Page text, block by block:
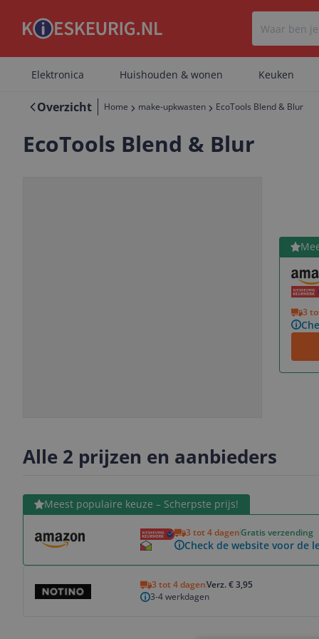
Elektronica Huishouden & wonen Keuken
Overzicht Home make-upkwasten EcoTools Blend & Blur
EcoTools Blend & Blur
3
Bekijk
Alle 2 prijzen en aanbieders
Meest populaire keuze – Scherpste prijs!
3 tot 4 dagenGratis verzending
Check de website voor de
Bekijk product
3 tot 4 dagenVerz. € 3,95
3-4 werkdagen